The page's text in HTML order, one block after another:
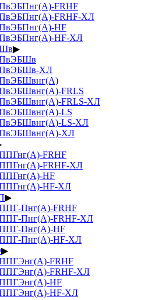
FRHF
FRHF-ХЛ
HF
HF-ХЛ
▶
ХЛ
FRLS
FRLS-ХЛ
LS
LS-ХЛ
ХЛ
FRHF
FRHF-ХЛ
HF
HF-ХЛ
▶
Пнг(А)-FRHF
Пнг(А)-FRHF-ХЛ
Пнг(А)-HF
Пнг(А)-HF-ХЛ
▶
FRHF
FRHF-ХЛ
HF
HF-ХЛ